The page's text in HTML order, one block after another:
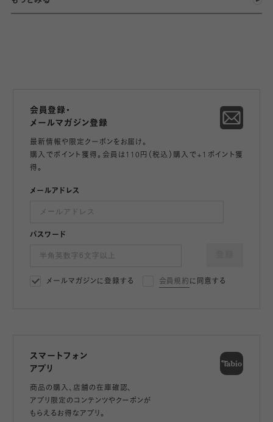
会員登録・
メールマガジン登録
最新情報や限定クーポンをお届け。
購入でポイント獲得。会員は110円（税込）購入で+1ポイント獲
得。
メールアドレス
パスワード
メールマガジンに登録する 会員規約 に同意する
スマートフォン
アプリ
商品の購入、店舗の在庫確認、
アプリ限定のコンテンツやクーポンが
もらえるお得なアプリ。